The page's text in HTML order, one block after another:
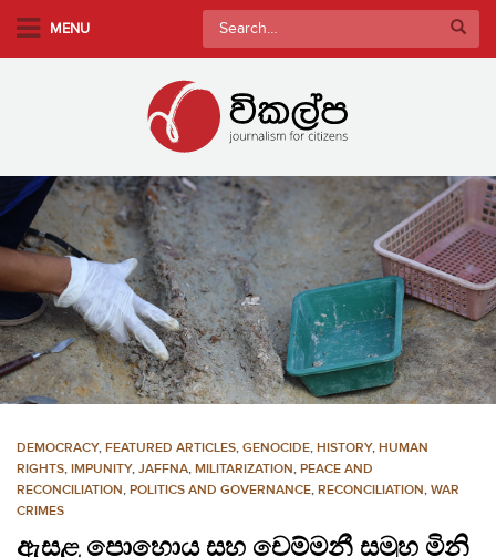
m
a
c
o
n
t
e
MENU
Search
for:
DEMOCRACY, FEATURED ARTICLES, GENOCIDE, HISTORY, HUMAN
RIGHTS, IMPUNITY, JAFFNA, MILITARIZATION, PEACE AND
RECONCILIATION, POLITICS AND GOVERNANCE, RECONCILIATION, WAR
CRIMES
ඇසළ පොහොය සහ චෙම්මනී සමූහ මිනි